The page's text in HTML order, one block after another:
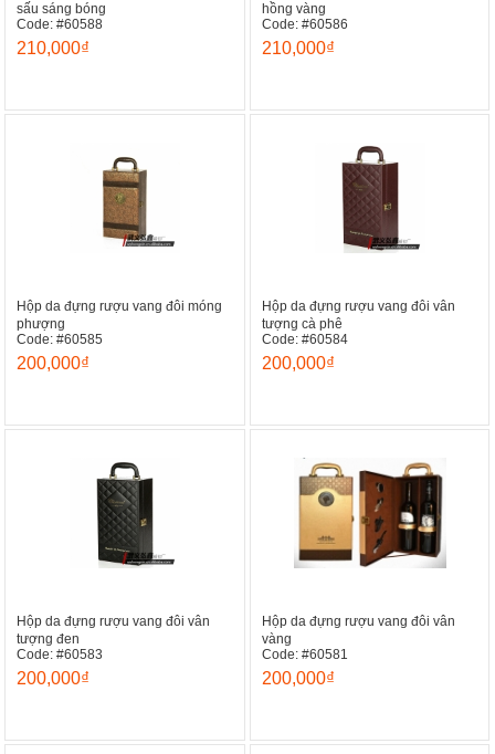
sấu sáng bóng
Code: #60588
210,000₫
hồng vàng
Code: #60586
210,000₫
Hộp da đựng rượu vang đôi móng
phượng
Code: #60585
200,000₫
Hộp da đựng rượu vang đôi vân
tượng cà phê
Code: #60584
200,000₫
Hộp da đựng rượu vang đôi vân
tượng đen
Code: #60583
200,000₫
Hộp da đựng rượu vang đôi vân
vàng
Code: #60581
200,000₫